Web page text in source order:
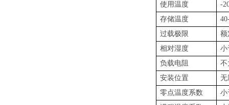
使用温度
-
存储温度
过载极限
额
相对湿度
小
负载电阻
不
安装位置
无
零点温度系数
小